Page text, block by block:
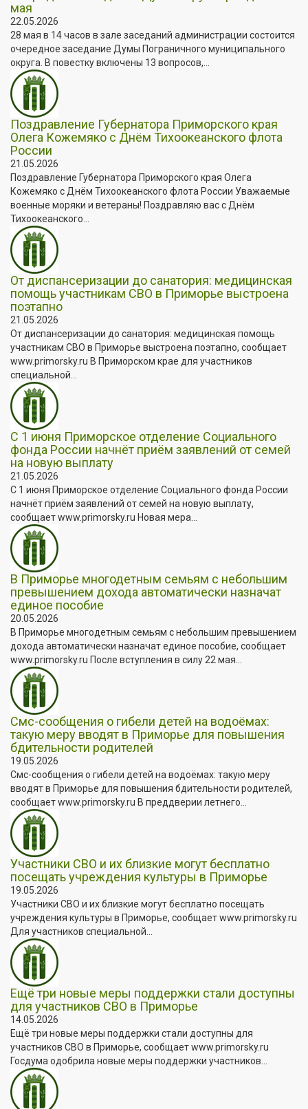
мая
22.05.2026
28 мая в 14 часов в зале заседаний администрации состоится
очередное заседание Думы Пограничного муниципального
округа. В повестку включены 13 вопросов,...
Поздравление Губернатора Приморского края
Олега Кожемяко с Днём Тихоокеанского флота
России
21.05.2026
Поздравление Губернатора Приморского края Олега
Кожемяко с Днём Тихоокеанского флота России Уважаемые
военные моряки и ветераны! Поздравляю вас с Днём
Тихоокеанского...
От диспансеризации до санатория: медицинская
помощь участникам СВО в Приморье выстроена
поэтапно
21.05.2026
От диспансеризации до санатория: медицинская помощь
участникам СВО в Приморье выстроена поэтапно, сообщает
www.primorsky.ru В Приморском крае для участников
специальной...
С 1 июня Приморское отделение Социального
фонда России начнёт приём заявлений от семей
на новую выплату
21.05.2026
С 1 июня Приморское отделение Социального фонда России
начнёт приём заявлений от семей на новую выплату,
сообщает www.primorsky.ru Новая мера...
В Приморье многодетным семьям с небольшим
превышением дохода автоматически назначат
единое пособие
20.05.2026
В Приморье многодетным семьям с небольшим превышением
дохода автоматически назначат единое пособие, сообщает
www.primorsky.ru После вступления в силу 22 мая...
Смс-сообщения о гибели детей на водоёмах:
такую меру вводят в Приморье для повышения
бдительности родителей
19.05.2026
Смс-сообщения о гибели детей на водоёмах: такую меру
вводят в Приморье для повышения бдительности родителей,
сообщает www.primorsky.ru В преддверии летнего...
Участники СВО и их близкие могут бесплатно
посещать учреждения культуры в Приморье
19.05.2026
Участники СВО и их близкие могут бесплатно посещать
учреждения культуры в Приморье, сообщает www.primorsky.ru
Для участников специальной...
Ещё три новые меры поддержки стали доступны
для участников СВО в Приморье
14.05.2026
Ещё три новые меры поддержки стали доступны для
участников СВО в Приморье, сообщает www.primorsky.ru
Госдума одобрила новые меры поддержки участников...